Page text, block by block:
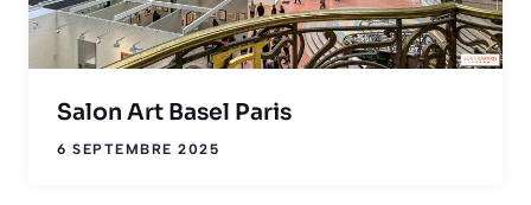
Salon Art Basel Paris
6 SEPTEMBRE 2025